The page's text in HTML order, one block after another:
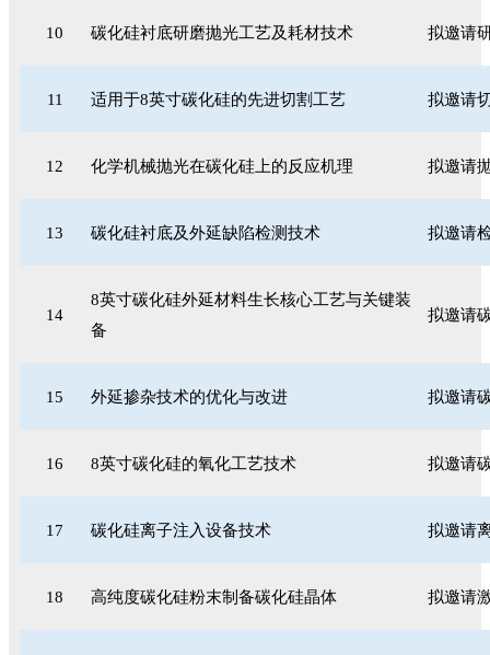
10 碳化硅衬底研磨抛光工艺及耗材技术 拟邀请
11 适用于8英寸碳化硅的先进切割工艺 拟邀请
12 化学机械抛光在碳化硅上的反应机理 拟邀请
13 碳化硅衬底及外延缺陷检测技术 拟邀请
14
8英寸碳化硅外延材料生长核心工艺与关键装
备
拟邀请
15 外延掺杂技术的优化与改进 拟邀请
16 8英寸碳化硅的氧化工艺技术 拟邀请
17 碳化硅离子注入设备技术 拟邀请
18 高纯度碳化硅粉末制备碳化硅晶体 拟邀请